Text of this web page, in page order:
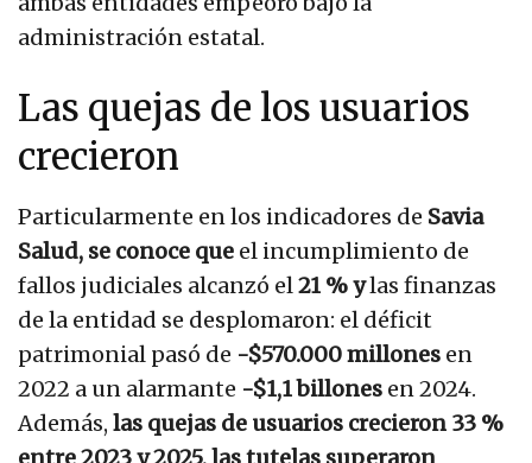
administración estatal.
Las quejas de los usuarios
crecieron
Particularmente en los indicadores de Savia
Salud, se conoce que el incumplimiento de
fallos judiciales alcanzó el21 % ylas finanzas
de la entidad se desplomaron: el déficit
patrimonial pasó de -$570.000 millones en
2022 a un alarmante -$1,1 billones en 2024.
Además, las quejas de usuarios crecieron 33 %